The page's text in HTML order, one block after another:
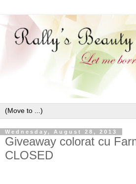
Wednesday, August 28, 2013
Giveaway colorat cu
CLOSED